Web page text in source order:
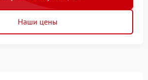
Наши цены